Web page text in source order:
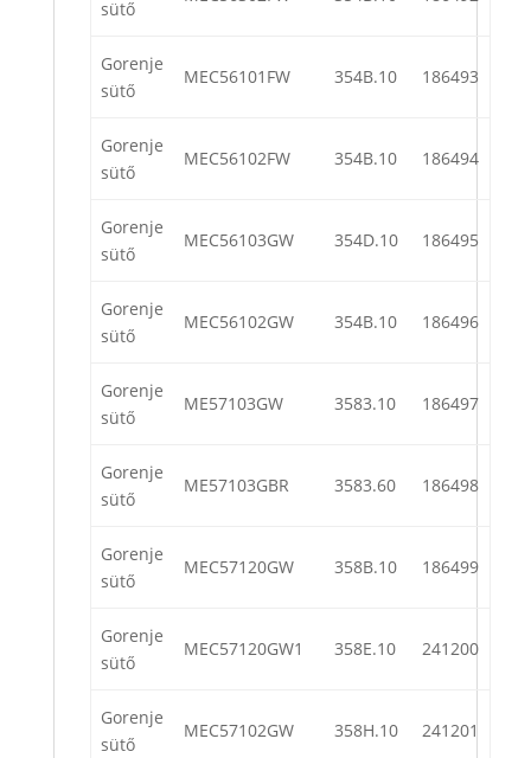
sütő
Gorenje
sütő
MEC56101FW 354B.10 186493
Gorenje
sütő
MEC56102FW 354B.10 186494
Gorenje
sütő
MEC56103GW 354D.10 186495
Gorenje
sütő
MEC56102GW 354B.10 186496
Gorenje
sütő
ME57103GW 3583.10 186497
Gorenje
sütő
ME57103GBR 3583.60 186498
Gorenje
sütő
MEC57120GW 358B.10 186499
Gorenje
sütő
MEC57120GW1 358E.10 241200
Gorenje
sütő
MEC57102GW 358H.10 241201